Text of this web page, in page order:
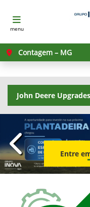
menu
Contagem – MG
John Deere Upgrades
Entre